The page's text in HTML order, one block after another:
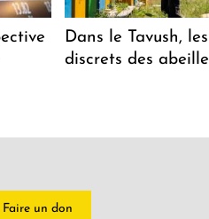
Dans le Tavush,
discrets des
Faire un don